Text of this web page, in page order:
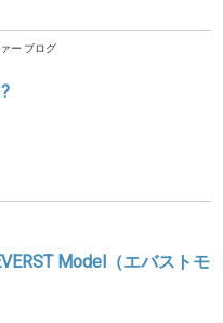
ー ブログ
Model（エバストモ